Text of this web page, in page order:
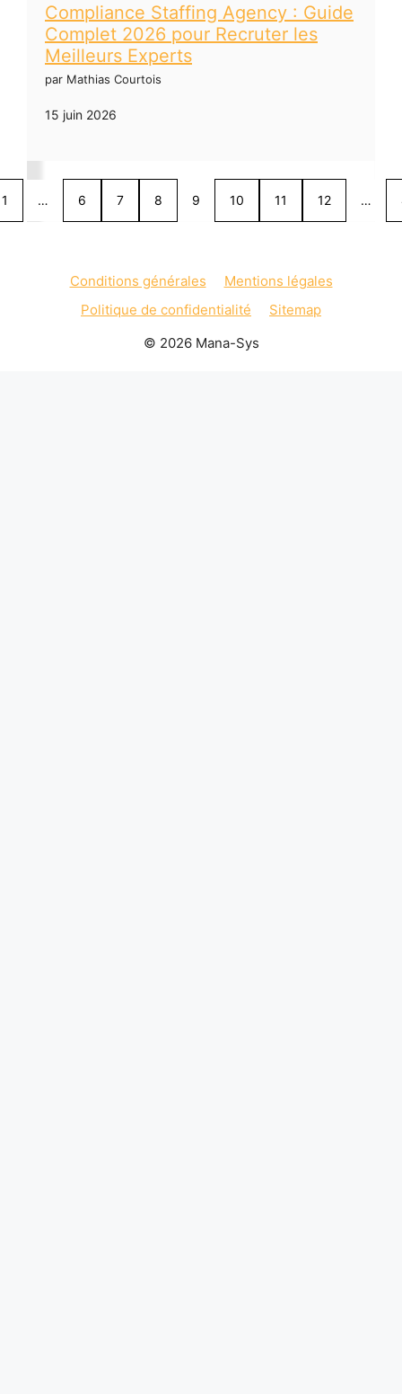
Compliance Staffing Agency : Guide
Complet 2026 pour Recruter les
Meilleurs Experts
par Mathias Courtois
15 juin 2026
1 … 6 7 8 9 10 11 12 …
Conditions générales
Mentions légales
Politique de confidentialité
Sitemap
© 2026 Mana-Sys